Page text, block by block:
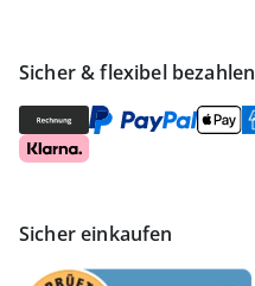
Sicher & flexibel bezahlen
Sicher einkaufen